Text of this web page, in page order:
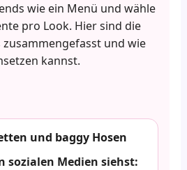
wie ein Menü und wähle
pro Look. Hier sind die
und wie
kannst.
und baggy Hosen
sozialen Medien siehst: